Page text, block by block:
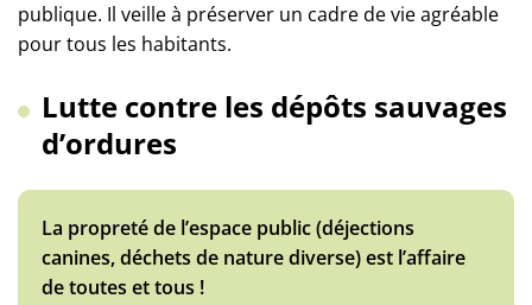
publique. Il veille à préserver un cadre de vie agréable
pour tous les habitants.
Lutte contre les dépôts sauvages
d’ordures
La propreté de l’espace public (déjections
canines, déchets de nature diverse) est l’affaire
de toutes et tous !